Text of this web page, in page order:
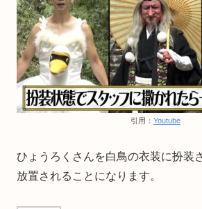
引用： Youtube
ひょうろくさんを白鳥の衣装に扮装
放置されることになります。